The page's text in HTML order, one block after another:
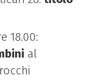
18.00:
al